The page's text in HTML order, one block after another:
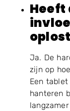
Ja. De
zijn op
Een
hanteren